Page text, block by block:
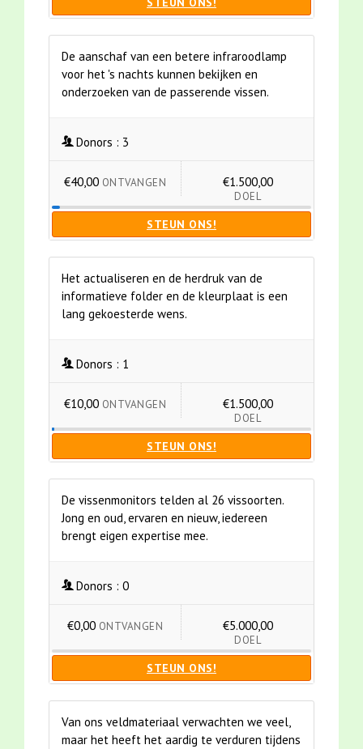
De aanschaf van een betere infraroodlamp
voor het 's nachts kunnen bekijken en
onderzoeken van de passerende vissen.
Donors : 3
€40,00 ONTVANGEN €1.500,00
DOEL
STEUN ONS!
Het actualiseren en de herdruk van de
informatieve folder en de kleurplaat is een
lang gekoesterde wens.
Donors : 1
€10,00 ONTVANGEN €1.500,00
DOEL
STEUN ONS!
De vissenmonitors telden al 26 vissoorten.
Jong en oud, ervaren en nieuw, iedereen
brengt eigen expertise mee.
Donors : 0
€0,00 ONTVANGEN €5.000,00
DOEL
STEUN ONS!
Van ons veldmateriaal verwachten we veel,
maar het heeft het aardig te verduren tijdens